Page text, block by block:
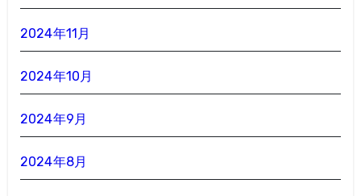
2024年11月
2024年10月
2024年9月
2024年8月